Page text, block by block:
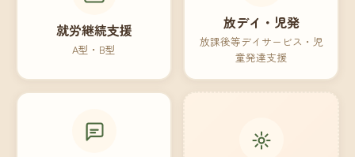
就労継続支援
A型・B型
放デイ・児発
放課後等デイサービス・児
童発達支援